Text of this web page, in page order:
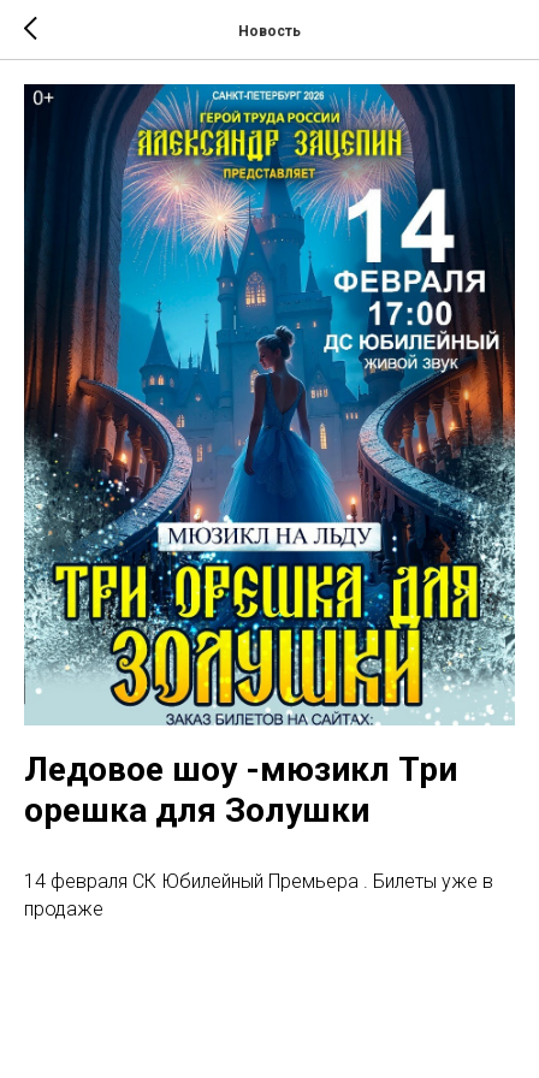
Новость
Ледовое шоу -мюзикл Три
орешка для Золушки
14 февраля СК Юбилейный Премьера . Билеты уже в
продаже